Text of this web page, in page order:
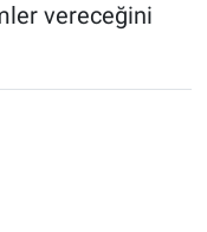
vereceğini